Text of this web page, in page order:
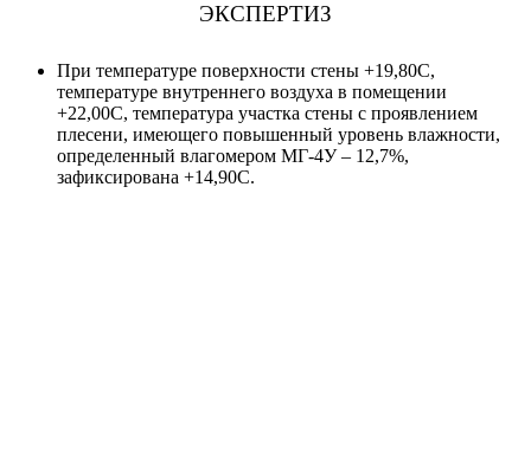
ЭКСПЕРТИЗ
При температуре поверхности стены +19,80С,
температуре внутреннего воздуха в помещении
+22,00С, температура участка стены с проявлением
плесени, имеющего повышенный уровень влажности,
определенный влагомером МГ-4У – 12,7%,
зафиксирована +14,90С.